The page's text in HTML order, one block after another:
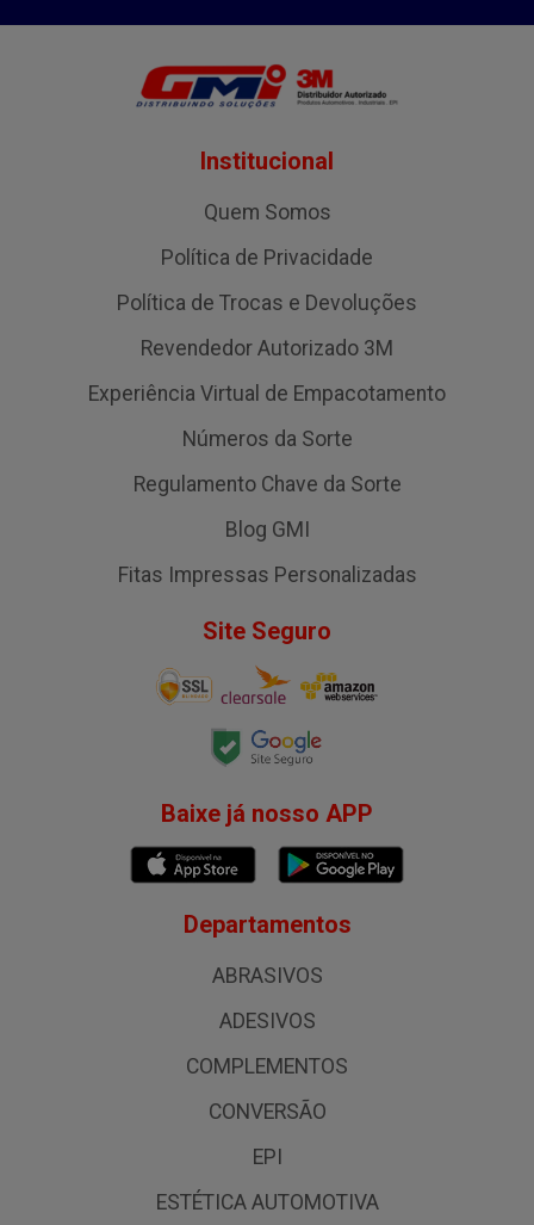
Institucional
Quem Somos
Política de Privacidade
Política de Trocas e Devoluções
Revendedor Autorizado 3M
Experiência Virtual de Empacotamento
Números da Sorte
Regulamento Chave da Sorte
Blog GMI
Fitas Impressas Personalizadas
Site Seguro
Baixe já nosso APP
Departamentos
ABRASIVOS
ADESIVOS
COMPLEMENTOS
CONVERSÃO
EPI
ESTÉTICA AUTOMOTIVA